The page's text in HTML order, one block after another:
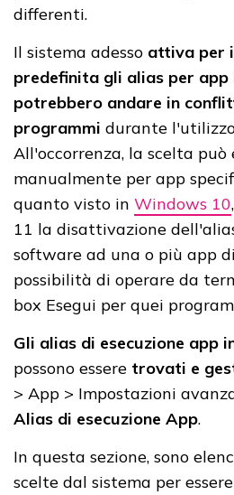
differenti.
Il sistema adesso attiva per
predefinita gli alias per app
potrebbero andare in
programmi durante
All'occorrenza, la scelta
manualmente per app
quanto visto in Windows 10
11 la disattivazione
software ad una o più app
possibilità di operare da
box Esegui per quei
Gli alias di esecuzione app
possono essere trovati e
> App > Impostazioni
Alias di esecuzione App.
In questa sezione, sono
scelte dal sistema per